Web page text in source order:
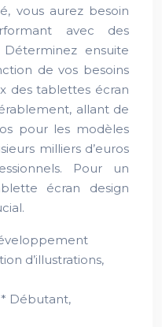
vous aurez besoin
avec des
Déterminez ensuite
de vos besoins
des tablettes écran
allant de
pour les modèles
milliers d’euros
Pour un
écran design
d’illustrations,
Débutant,